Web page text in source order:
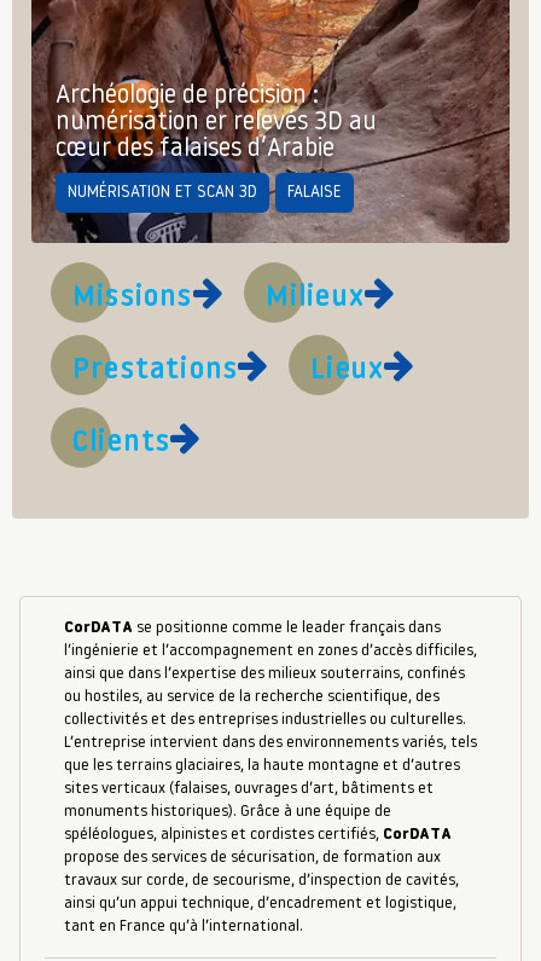
Archéologie de précision :
numérisation er relevés 3D au
cœur des falaises d’Arabie
NUMÉRISATION ET SCAN 3D FALAISE
Missions Milieux
Prestations Lieux
Clients
CorDATA se positionne comme le leader français dans
l’ingénierie et l’accompagnement en zones d’accès difficiles,
ainsi que dans l’expertise des milieux souterrains, confinés
ou hostiles, au service de la recherche scientifique, des
collectivités et des entreprises industrielles ou culturelles.
L’entreprise intervient dans des environnements variés, tels
que les terrains glaciaires, la haute montagne et d’autres
sites verticaux (falaises, ouvrages d’art, bâtiments et
monuments historiques). Grâce à une équipe de
spéléologues, alpinistes et cordistes certifiés, CorDATA
propose des services de sécurisation, de formation aux
travaux sur corde, de secourisme, d’inspection de cavités,
ainsi qu’un appui technique, d’encadrement et logistique,
tant en France qu’à l’international.